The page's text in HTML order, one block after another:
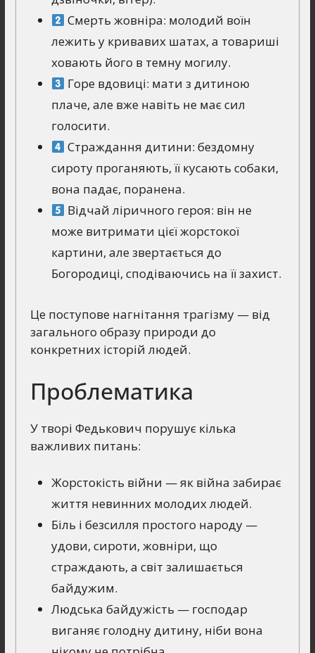
Смерть жовніра: молодий воїн
лежить у кривавих шатах, а товариші
ховають його в темну могилу.
Горе вдовиці: мати з дитиною
плаче, але вже навіть не має сил
голосити.
Страждання дитини: бездомну
сироту проганяють, її кусають собаки,
вона падає, поранена.
Відчай ліричного героя: він не
може витримати цієї жорстокої
картини, але звертається до
Богородиці, сподіваючись на її захист.
Це поступове нагнітання трагізму — від
загального образу природи до
конкретних історій людей.
Проблематика
У творі Федькович порушує кілька
важливих питань:
Жорстокість війни — як війна забирає
життя невинних молодих людей.
Біль і безсилля простого народу —
удови, сироти, жовніри, що
страждають, а світ залишається
байдужим.
Людська байдужість — господар
виганяє голодну дитину, ніби вона